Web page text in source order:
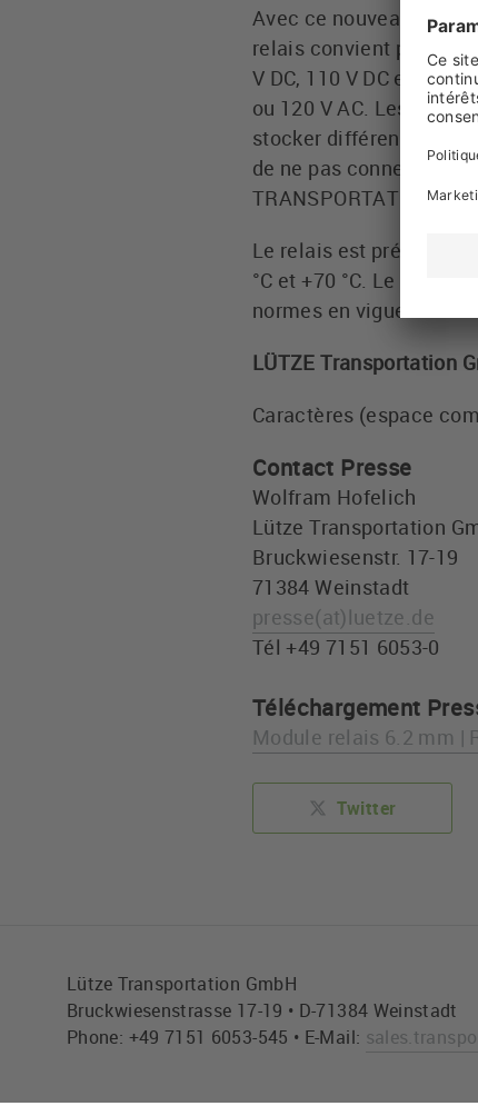
Avec ce nouveau relais
relais convient pour
V DC, 110 V DC et 230
ou 120 V AC. Les
stocker différents types
de ne pas connecter le
TRANSPORTATION
Le relais est prévu
°C et +70 °C. Le relais
normes en vigueur
LÜTZE Transportation
Caractères (espace
Contact Presse
Wolfram Hofelich
Lütze Transportation
Bruckwiesenstr. 17-19
71384 Weinstadt
presse(at) luetze.de
Tél +49 7151 6053-0
Téléchargement
Module relais 6.2 mm |
Twitter
Lütze Transportation GmbH
Bruckwiesenstrasse 17-19 • D-71384 Weinstadt
Phone: +49 7151 6053-545 • E-Mail: